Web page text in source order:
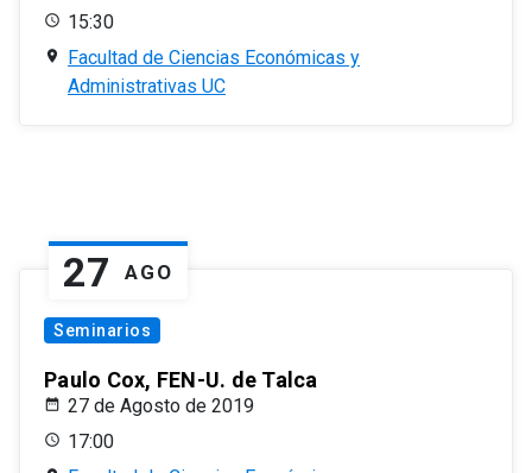
15:30
Facultad de Ciencias Económicas y
Administrativas UC
27 AGO
Seminarios
Paulo Cox, FEN-U. de Talca
27 de Agosto de 2019
17:00